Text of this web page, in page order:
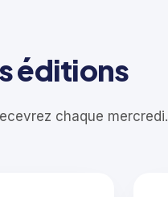
éditions
chaque mercredi.